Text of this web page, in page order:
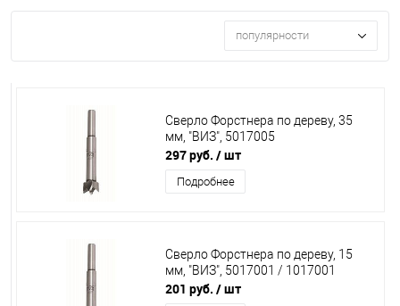
популярности
Сверло Форстнера по дереву, 35
мм, "ВИЗ", 5017005
297 руб. / шт
Подробнее
Сверло Форстнера по дереву, 15
мм, "ВИЗ", 5017001 / 1017001
201 руб. / шт